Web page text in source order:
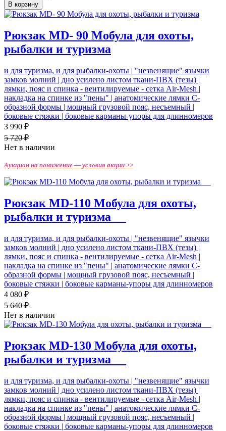
В корзину
Рюкзак MD- 90 Мобула для охоты,
рыбалки и туризма
и для туризма, и для рыбалки-охоты | "незвенящие" язычки
замков молний | дно усилено листом ткани-ПВХ (тезы) |
лямки, пояс и спинка - вентилируемые - cетка Air-Mesh |
накладка на спинке из "пены" | анатомические лямки С-
образной формы | мощный грузовой пояс, несъемный |
боковые стяжки | боковые карманы-упоры для длинномеров
3 990 ₽
5 720 ₽
Нет в наличии
Аукцион на понижение — условия акции >>
Рюкзак MD-110 Мобула для охоты,
рыбалки и туризма_ _
и для туризма, и для рыбалки-охоты | "незвенящие" язычки
замков молний | дно усилено листом ткани-ПВХ (тезы) |
лямки, пояс и спинка - вентилируемые - cетка Air-Mesh |
накладка на спинке из "пены" | анатомические лямки С-
образной формы | мощный грузовой пояс, несъемный |
боковые стяжки | боковые карманы-упоры для длинномеров
4 080 ₽
5 640 ₽
Нет в наличии
Рюкзак MD-130 Мобула для охоты,
рыбалки и туризма_ _
и для туризма, и для рыбалки-охоты | "незвенящие" язычки
замков молний | дно усилено листом ткани-ПВХ (тезы) |
лямки, пояс и спинка - вентилируемые - cетка Air-Mesh |
накладка на спинке из "пены" | анатомические лямки С-
образной формы | мощный грузовой пояс, несъемный |
боковые стяжки | боковые карманы-упоры для длинномеров